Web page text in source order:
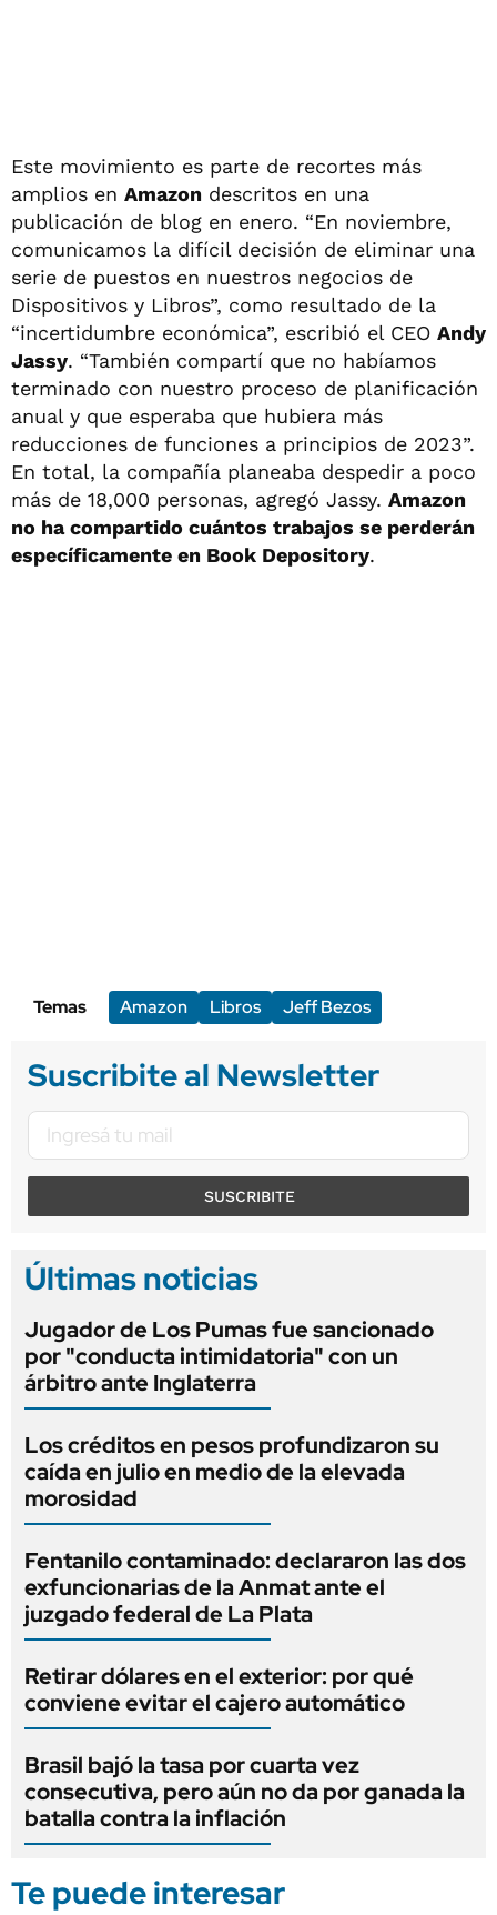
Este movimiento es parte de recortes más
amplios en Amazon descritos en una
publicación de blog en enero. “En noviembre,
comunicamos la difícil decisión de eliminar una
serie de puestos en nuestros negocios de
Dispositivos y Libros”, como resultado de la
“incertidumbre económica”, escribió el CEO Andy
Jassy. “También compartí que no habíamos
terminado con nuestro proceso de planificación
anual y que esperaba que hubiera más
reducciones de funciones a principios de 2023”.
En total, la compañía planeaba despedir a poco
más de 18,000 personas, agregó Jassy. Amazon
no ha compartido cuántos trabajos se perderán
específicamente en Book Depository.
Temas Amazon Libros Jeff Bezos
Suscribite al Newsletter
SUSCRIBITE
Últimas noticias
Jugador de Los Pumas fue sancionado
por "conducta intimidatoria" con un
árbitro ante Inglaterra
Los créditos en pesos profundizaron su
caída en julio en medio de la elevada
morosidad
Fentanilo contaminado: declararon las dos
exfuncionarias de la Anmat ante el
juzgado federal de La Plata
Retirar dólares en el exterior: por qué
conviene evitar el cajero automático
Brasil bajó la tasa por cuarta vez
consecutiva, pero aún no da por ganada la
batalla contra la inflación
Te puede interesar